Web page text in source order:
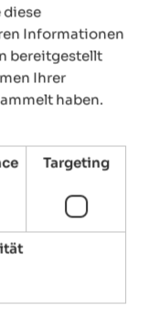
diese
Informationen
bereitgestellt
Ihrer
haben.
Targeting